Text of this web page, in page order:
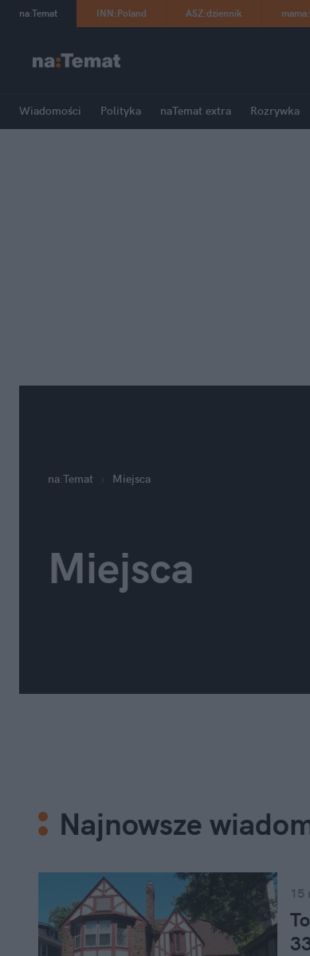
na:Temat INN:Poland ASZ:dziennik mama:
Wiadomości Polityka naTemat extra Rozrywka
na:Temat Miejsca
Miejsca
Najnowsze
15